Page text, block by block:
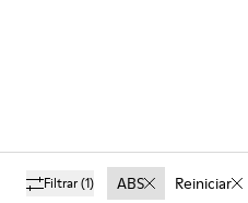
Filtrar(1) ABS Reiniciar